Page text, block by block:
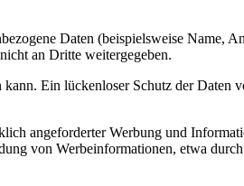
Daten (beispielsweise Name,
an Dritte weitergegeben.
Ein lückenloser Schutz der Daten
angeforderter Werbung und
von Werbeinformationen, etwa